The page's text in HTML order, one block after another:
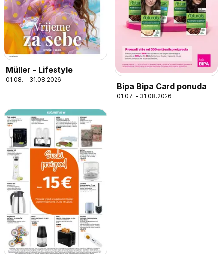
Müller - Lifestyle
01.08. - 31.08.2026
Bipa Bipa Card ponuda
01.07. - 31.08.2026